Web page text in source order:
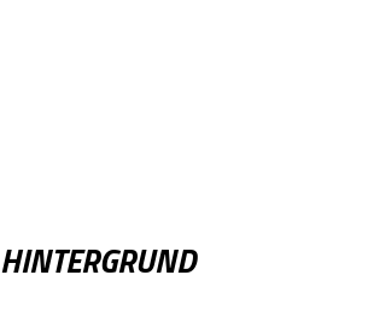
HINTERGRUND